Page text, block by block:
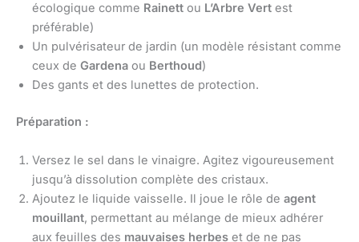
écologique comme Rainett ou L’Arbre Vert est
préférable)
Un pulvérisateur de jardin (un modèle résistant comme
ceux de Gardena ou Berthoud)
Des gants et des lunettes de protection.
Préparation :
Versez le sel dans le vinaigre. Agitez vigoureusement
jusqu’à dissolution complète des cristaux.
Ajoutez le liquide vaisselle. Il joue le rôle de agent
mouillant, permettant au mélange de mieux adhérer
aux feuilles des mauvaises herbes et de ne pas